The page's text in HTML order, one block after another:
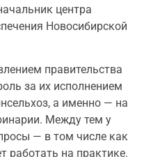
центра
Новосибирской
правительства
за их исполнением
а именно — на
Между тем у
— в том числе как
работать на практике.